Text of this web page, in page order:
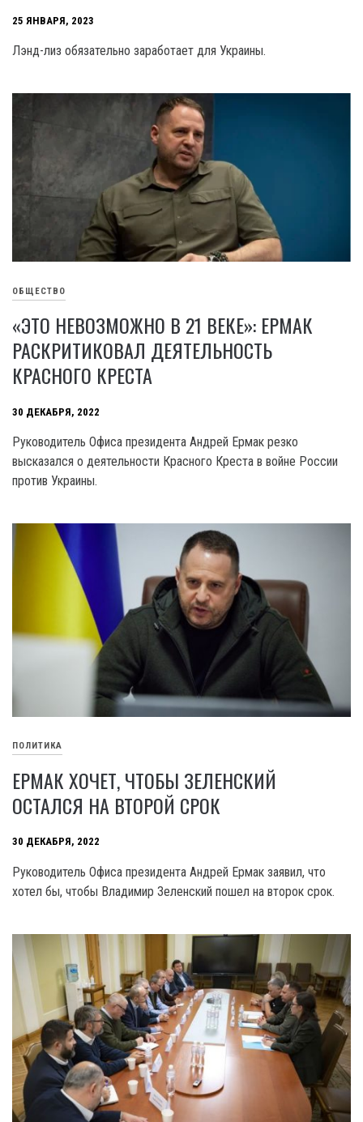
25 ЯНВАРЯ, 2023
Лэнд-лиз обязательно заработает для Украины.
ОБЩЕСТВО
«ЭТО НЕВОЗМОЖНО В 21 ВЕКЕ»: ЕРМАК
РАСКРИТИКОВАЛ ДЕЯТЕЛЬНОСТЬ
КРАСНОГО КРЕСТА
30 ДЕКАБРЯ, 2022
Руководитель Офиса президента Андрей Ермак резко
высказался о деятельности Красного Креста в войне России
против Украины.
ПОЛИТИКА
ЕРМАК ХОЧЕТ, ЧТОБЫ ЗЕЛЕНСКИЙ
ОСТАЛСЯ НА ВТОРОЙ СРОК
30 ДЕКАБРЯ, 2022
Руководитель Офиса президента Андрей Ермак заявил, что
хотел бы, чтобы Владимир Зеленский пошел на второк срок.